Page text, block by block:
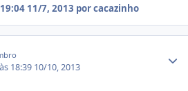
11/7, 2013 por cacazinho
18:39 10/10, 2013